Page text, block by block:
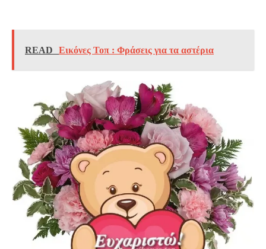
READ Εικόνες Τοπ : Φράσεις για τα αστέρια